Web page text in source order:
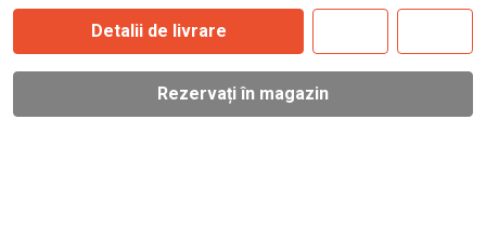
Detalii de livrare
Rezervați în magazin